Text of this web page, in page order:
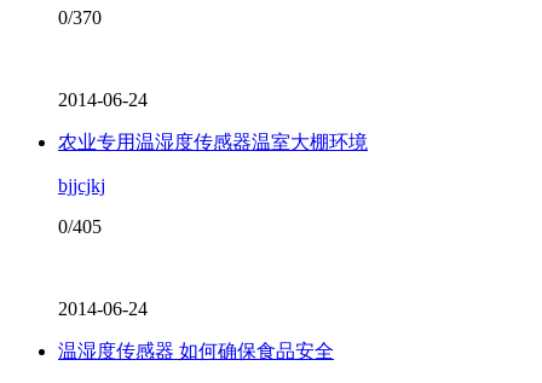
0/370
2014-06-24
农业专用温湿度传感器温室大棚环境
bjjcjkj
0/405
2014-06-24
温湿度传感器 如何确保食品安全